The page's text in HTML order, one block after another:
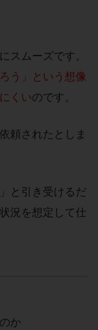
スムーズです。
う」という想像
くいのです。
頼されたとしま
と引き受けるだ
況を想定して仕
か